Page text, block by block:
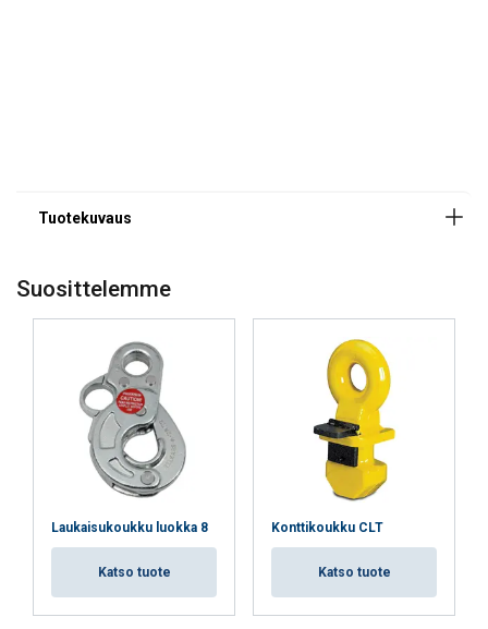
Suosittelemme
Laukaisukoukku luokka 8
Katso tuote
Konttikoukku CLT
Katso tuote
FINNISH
Tämä sivusto käyttää evästeitä